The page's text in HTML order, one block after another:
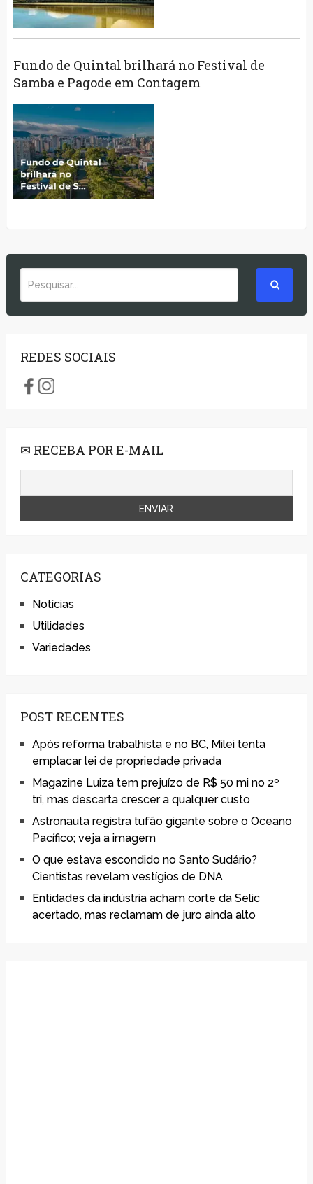
Fundo de Quintal brilhará no Festival de
Samba e Pagode em Contagem
REDES SOCIAIS
✉ RECEBA POR E-MAIL
CATEGORIAS
Notícias
Utilidades
Variedades
POST RECENTES
Após reforma trabalhista e no BC, Milei tenta
emplacar lei de propriedade privada
Magazine Luiza tem prejuízo de R$ 50 mi no 2º
tri, mas descarta crescer a qualquer custo
Astronauta registra tufão gigante sobre o Oceano
Pacífico; veja a imagem
O que estava escondido no Santo Sudário?
Cientistas revelam vestígios de DNA
Entidades da indústria acham corte da Selic
acertado, mas reclamam de juro ainda alto